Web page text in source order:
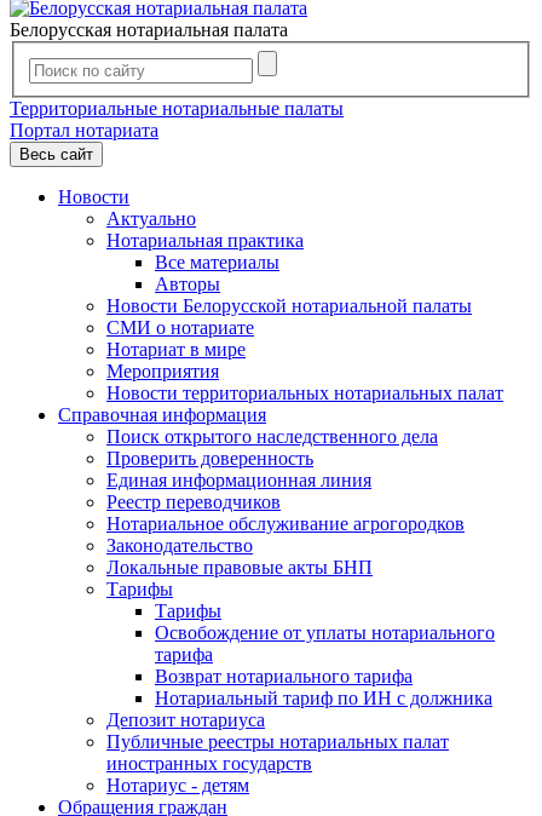
Белорусская нотариальная палата
Территориальные нотариальные палаты
Портал нотариата
Весь сайт
Новости
Актуально
Нотариальная практика
Все материалы
Авторы
Новости Белорусской нотариальной палаты
СМИ о нотариате
Нотариат в мире
Мероприятия
Новости территориальных нотариальных палат
Справочная информация
Поиск открытого наследственного дела
Проверить доверенность
Единая информационная линия
Реестр переводчиков
Нотариальное обслуживание агрогородков
Законодательство
Локальные правовые акты БНП
Тарифы
Тарифы
Освобождение от уплаты нотариального
тарифа
Возврат нотариального тарифа
Нотариальный тариф по ИН с должника
Депозит нотариуса
Публичные реестры нотариальных палат
иностранных государств
Нотариус - детям
Обращения граждан